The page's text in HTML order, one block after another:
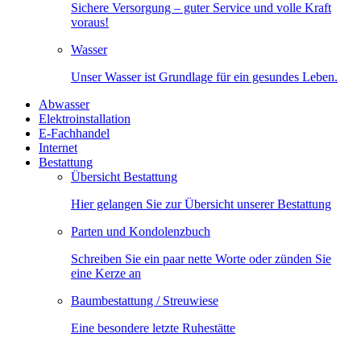
Sichere Versorgung – guter Service und volle Kraft
voraus!
Wasser
Unser Wasser ist Grundlage für ein gesundes Leben.
Abwasser
Elektroinstallation
E-Fachhandel
Internet
Bestattung
Übersicht Bestattung
Hier gelangen Sie zur Übersicht unserer Bestattung
Parten und Kondolenzbuch
Schreiben Sie ein paar nette Worte oder zünden Sie
eine Kerze an
Baumbestattung / Streuwiese
Eine besondere letzte Ruhestätte